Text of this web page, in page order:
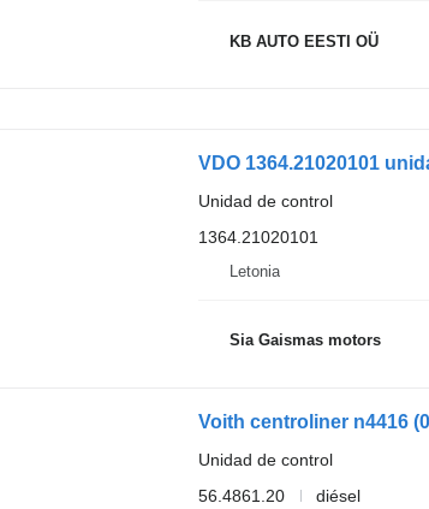
KB AUTO EESTI OÜ
VDO 1364.21020101
Unidad de control
1364.21020101
Letonia
Sia Gaismas motors
Unidad de control
56.4861.20
diésel